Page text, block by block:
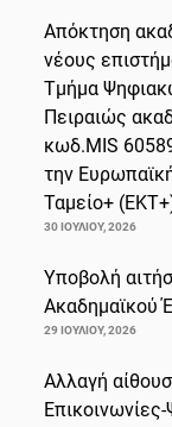
Απόκτηση
νέους
Τμήμα
Πειραιώς
κωδ.MIS
την
Ταμείο+
30 ΙΟΥΛΊΟΥ, 2026
Υποβολή
Ακαδημαϊκού
29 ΙΟΥΛΊΟΥ, 2026
Αλλαγή